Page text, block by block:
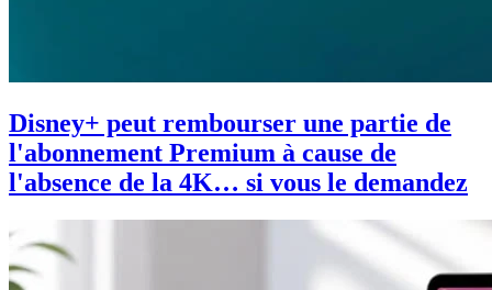
Disney+ peut rembourser une partie de
l'abonnement Premium à cause de
l'absence de la 4K… si vous le demandez